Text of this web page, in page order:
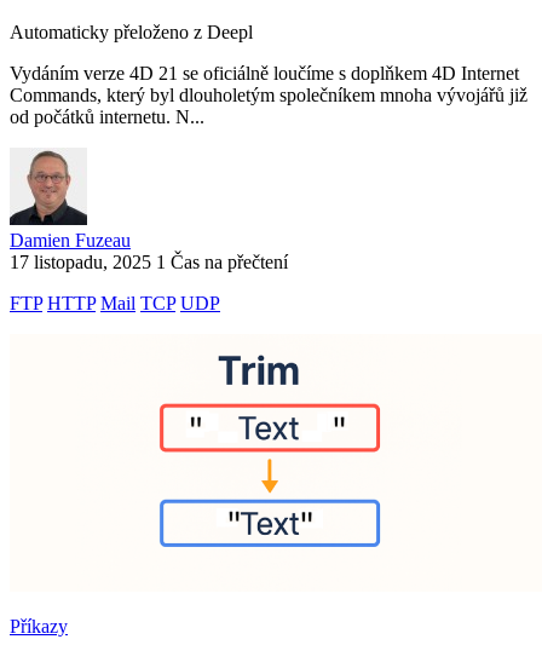
Automaticky přeloženo z Deepl
Vydáním verze 4D 21 se oficiálně loučíme s doplňkem 4D Internet
Commands, který byl dlouholetým společníkem mnoha vývojářů již
od počátků internetu. N...
Damien Fuzeau
17 listopadu, 2025 1 Čas na přečtení
FTP HTTP Mail TCP UDP
Příkazy